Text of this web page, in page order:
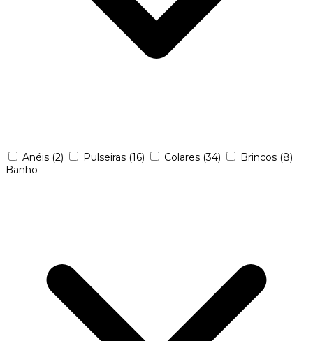
Anéis (2) Pulseiras (16) Colares (34) Brincos (8)
Banho